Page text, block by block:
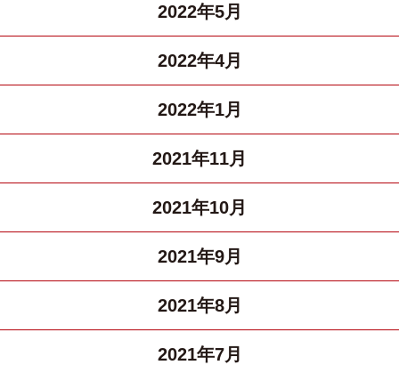
2022年5月
2022年4月
2022年1月
2021年11月
2021年10月
2021年9月
2021年8月
2021年7月